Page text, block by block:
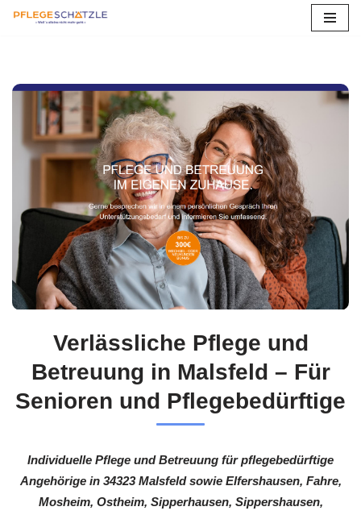
springen
Verlässliche Pflege und
Betreuung in Malsfeld – Für
Senioren und Pflegebedürftige
Individuelle Pflege und Betreuung für pflegebedürftige
Angehörige in 34323 Malsfeld sowie Elfershausen, Fahre,
Mosheim, Ostheim, Sipperhausen, Sippershausen,